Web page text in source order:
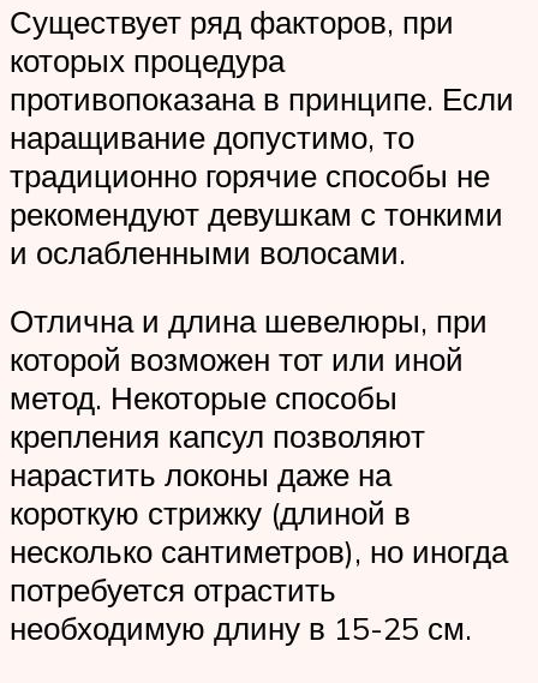
Существует ряд факторов, при
которых процедура
противопоказана в принципе. Если
наращивание допустимо, то
традиционно горячие способы не
рекомендуют девушкам с тонкими
и ослабленными волосами.
Отлична и длина шевелюры, при
которой возможен тот или иной
метод. Некоторые способы
крепления капсул позволяют
нарастить локоны даже на
короткую стрижку (длиной в
несколько сантиметров), но иногда
потребуется отрастить
необходимую длину в 15-25 см.